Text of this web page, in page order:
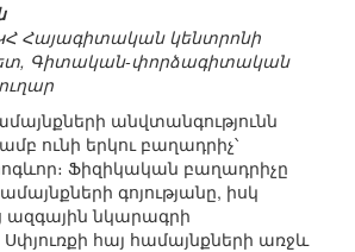
Հայագիտական կենտրոնի
Գիտական-փորձագիտական
անվտանգությունն
ունի երկու բաղադրիչ՝
Ֆիզիկական բաղադրիչը
գոյությանը, իսկ
ազգային նկարագրի
հայ համայնքների առջև